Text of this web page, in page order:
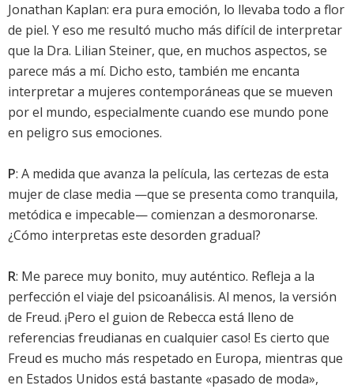
Jonathan Kaplan: era pura emoción, lo llevaba todo a flor
de piel. Y eso me resultó mucho más difícil de interpretar
que la Dra. Lilian Steiner, que, en muchos aspectos, se
parece más a mí. Dicho esto, también me encanta
interpretar a mujeres contemporáneas que se mueven
por el mundo, especialmente cuando ese mundo pone
en peligro sus emociones.
P: A medida que avanza la película, las certezas de esta
mujer de clase media —que se presenta como tranquila,
metódica e impecable— comienzan a desmoronarse.
¿Cómo interpretas este desorden gradual?
R: Me parece muy bonito, muy auténtico. Refleja a la
perfección el viaje del psicoanálisis. Al menos, la versión
de Freud. ¡Pero el guion de Rebecca está lleno de
referencias freudianas en cualquier caso! Es cierto que
Freud es mucho más respetado en Europa, mientras que
en Estados Unidos está bastante «pasado de moda»,